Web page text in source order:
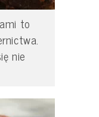
to
nie